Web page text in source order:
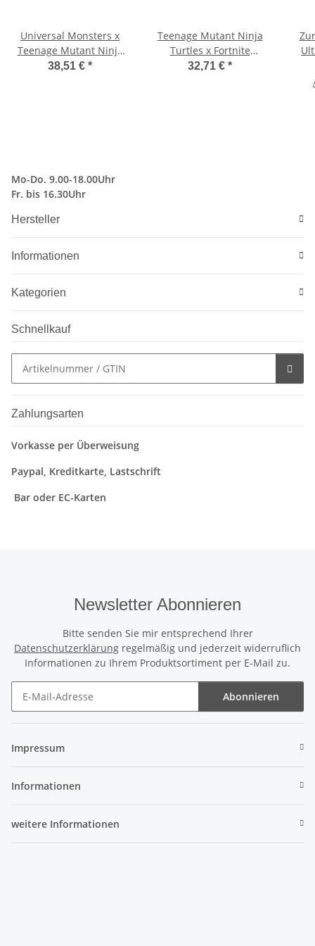
Universal Monsters x
Teenage Mutant Ninja
Turtles Actionfigur
38,51 € *
Teenage Mutant Ninja
Turtles x Fortnite
Actionfigur Shredder 18
32,71 € *
Mo-Do. 9.00-18.00Uhr
Fr. bis 16.30Uhr
Hersteller
Informationen
Kategorien
Schnellkauf
Zahlungsarten
Vorkasse per Überweisung
Paypal, Kreditkarte, Lastschrift
Bar oder EC-Karten
Newsletter Abonnieren
Bitte senden Sie mir entsprechend Ihrer
Datenschutzerklärung regelmäßig und jederzeit widerruflich
Informationen zu Ihrem Produktsortiment per E-Mail zu.
Abonnieren
Impressum
Informationen
weitere Informationen